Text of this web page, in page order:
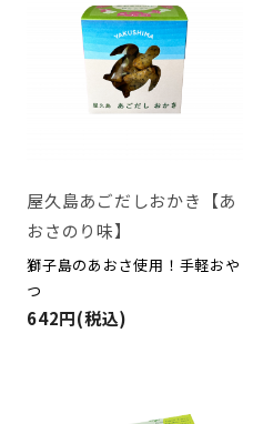
屋久島あごだしおかき【あ
おさのり味】
獅子島のあおさ使用！手軽おや
つ
642円(税込)